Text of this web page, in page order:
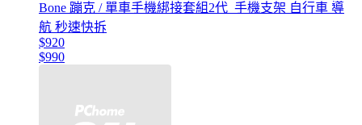
Bone 蹦克 / 單車手機綁接套組2代_手機支架 自行車 導
航 秒速快拆
$920
$990